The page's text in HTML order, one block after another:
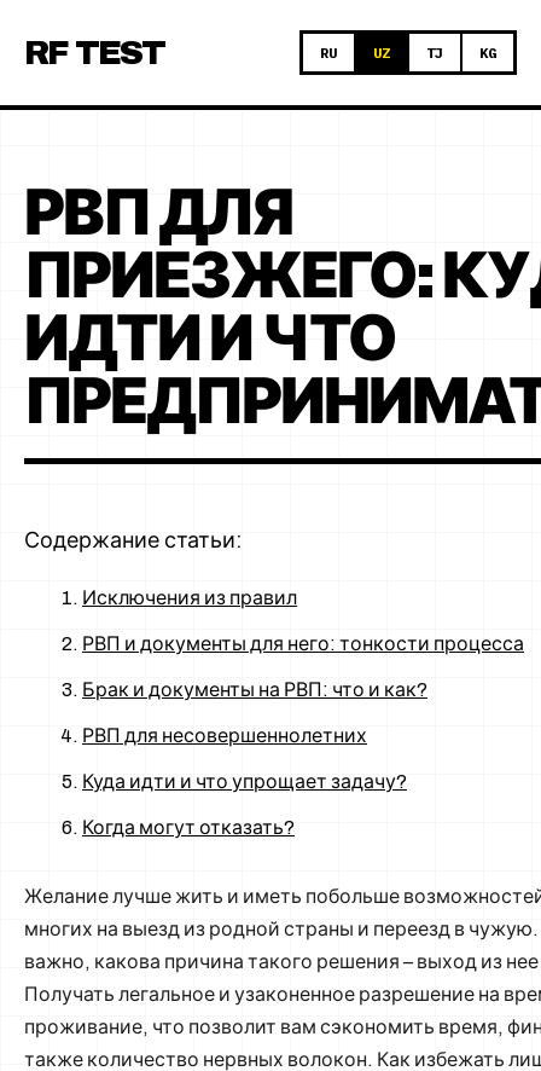
RF TEST RU UZ TJ KG
РВП ДЛЯ
ПРИЕЗЖЕГО:
ИДТИ И ЧТО
Содержание статьи:
Исключения из правил
РВП и документы для него: тонкости процесса
Брак и документы на РВП: что и как?
РВП для несовершеннолетних
Куда идти и что упрощает задачу?
Когда могут отказать?
Желание лучше жить и иметь побольше
многих на выезд из родной страны и переезд в
важно, какова причина такого решения – выход из
Получать легальное и узаконенное разрешение на
проживание, что позволит вам сэкономить время,
также количество нервных волокон. Как избежать